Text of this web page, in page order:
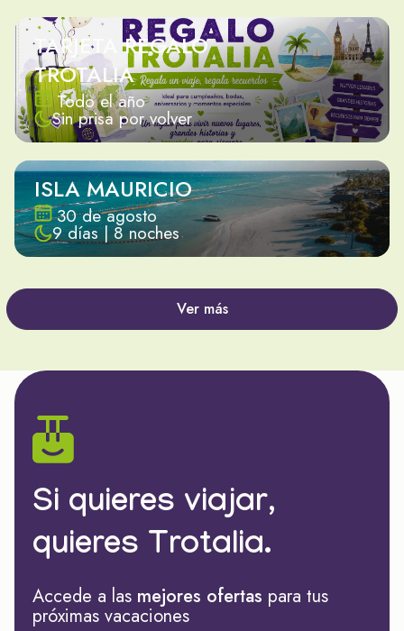
TARJETA REGALO
TROTALIA
Todo el año
Sin prisa por volver
ISLA MAURICIO
30 de agosto
9 días | 8 noches
Ver más
Si quieres viajar,
quieres Trotalia.
Accede a las mejores ofertas para tus
próximas vacaciones